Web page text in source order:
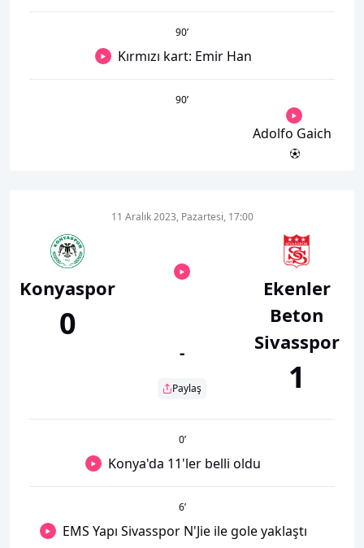
90’
Kırmızı kart: Emir Han
90’
Adolfo Gaich
Konyaspor
0
11 Aralık 2023, Pazartesi, 17:00
-
Paylaş
Ekenler
Beton
Sivasspor
1
0’
Konya'da 11'ler belli oldu
6’
EMS Yapı Sivasspor N'Jie ile gole yaklaştı